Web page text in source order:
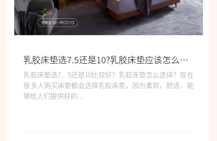
乳胶床垫选7.5还是10?乳胶床垫应该怎么选择?
乳胶床垫选7．5还是10比较好？乳胶床垫怎么选择？现在
很多人购买床垫都会选择乳胶床垫，因为柔软，舒适，能
够给人们提供好的...